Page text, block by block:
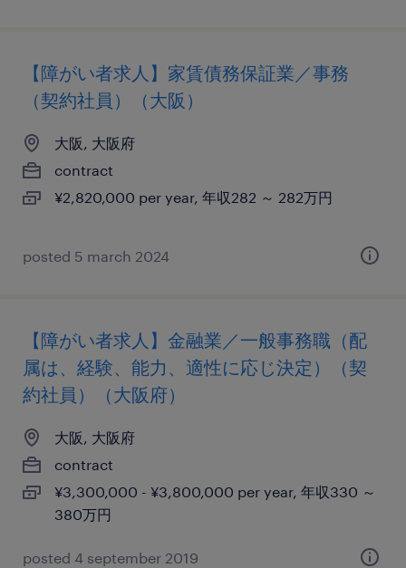
【障がい者求人】家賃債務保証業／事務
（契約社員）（大阪）
大阪, 大阪府
contract
¥2,820,000 per year, 年収282 ～ 282万円
posted 5 march 2024
【障がい者求人】金融業／一般事務職（配
属は、経験、能力、適性に応じ決定）（契
約社員）（大阪府）
大阪, 大阪府
contract
¥3,300,000 - ¥3,800,000 per year, 年収330 ～
380万円
posted 4 september 2019